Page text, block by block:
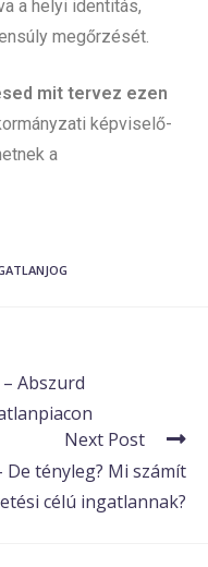
a helyi identitás,
megőrzését.
mit tervez ezen
képviselő-
a
Abszurd
Next Post
De tényleg? Mi számít
célú ingatlannak?